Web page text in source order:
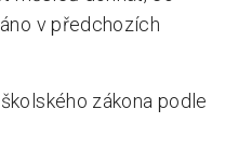
v předchozích
zákona podle